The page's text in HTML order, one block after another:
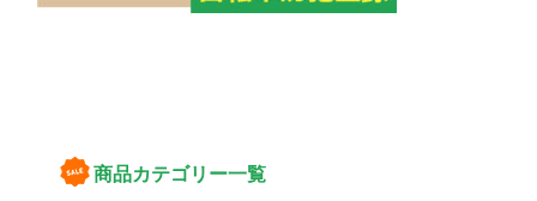
商品カテゴリー一覧